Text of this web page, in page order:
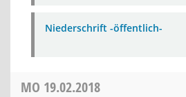
Niederschrift -öffentlich-
MO 19.02.2018